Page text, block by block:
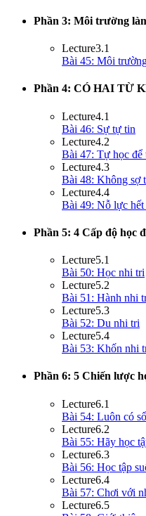
Phần 3: Môi trường
Lecture3.1
Bài 45: Môi
Phần 4: CÓ HAI TỪ
Lecture4.1
Bài 46: Sự tự tin
Lecture4.2
Bài 47: Tự học để
Lecture4.3
Bài 48: Không sợ
Lecture4.4
Bài 49: Nỗ lực hết
Phần 5: 4 Cấp độ học
Lecture5.1
Bài 50: Học nhi tri
Lecture5.2
Bài 51: Hành nhi
Lecture5.3
Bài 52: Du nhi tri
Lecture5.4
Bài 53: Khốn nhi
Phần 6: 5 Chiến lược
Lecture6.1
Bài 54: Luôn có
Lecture6.2
Bài 55: Hãy học
Lecture6.3
Bài 56: Học tập
Lecture6.4
Bài 57: Chơi với
Lecture6.5